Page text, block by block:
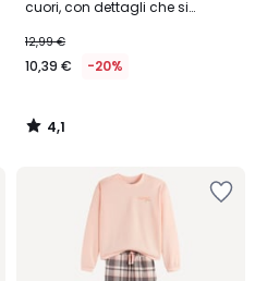
cuori, con dettagli che si
12,99 €
10,39 € -20%
4,1
/